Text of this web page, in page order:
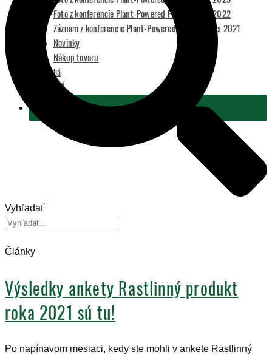
Foto z konferencie Plant-Powered Perspectives 2022
Záznam z konferencie Plant-Powered Perspectives 2021
Novinky
Nákup tovaru
Pre médiá
2 % Z DANÍ
Vyhľadať
Články
Výsledky ankety Rastlinný produkt
roka 2021 sú tu!
Po napínavom mesiaci, kedy ste mohli v ankete Rastlinný